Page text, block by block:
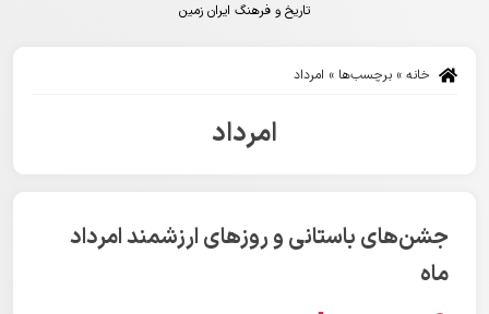
تاریخ و فرهنگ ایران زمین
خانه » برچسب‌ها » امرداد
امرداد
جشن‌های باستانی و روزهای ارزشمند امرداد
ماه